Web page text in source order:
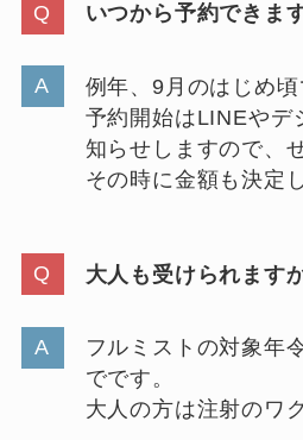
いつから予約できま
例年、9月のはじめ頃
予約開始はLINEやデ
知らせしますので、
その時に金額も決定
大人も受けられます
フルミストの対象年
でです。
大人の方は注射のワ